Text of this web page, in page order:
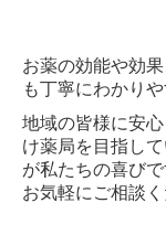
募集要項 栄養士
お薬の効能や効
も丁寧にわかり
地域の皆様に安
け薬局を目指し
が私たちの喜び
お気軽にご相談く